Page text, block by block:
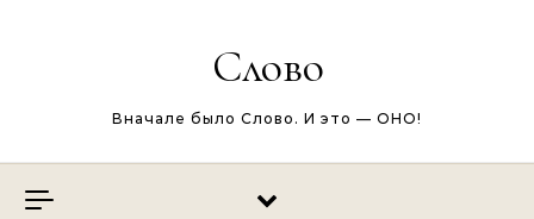
Слово
Вначале было Слово. И это — ОНО!